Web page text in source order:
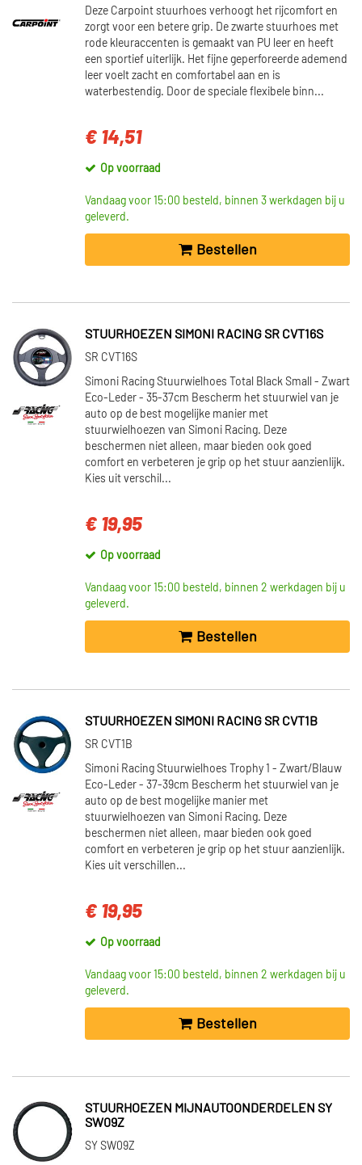
Deze Carpoint stuurhoes verhoogt het rijcomfort en
zorgt voor een betere grip. De zwarte stuurhoes met
rode kleuraccenten is gemaakt van PU leer en heeft
een sportief uiterlijk. Het fijne geperforeerde ademend
leer voelt zacht en comfortabel aan en is
waterbestendig. Door de speciale flexibele binn...
€ 14,51
Op voorraad
Vandaag voor 15:00 besteld, binnen 3 werkdagen bij u
geleverd.
Bestellen
STUURHOEZEN SIMONI RACING SR CVT16S
SR CVT16S
Simoni Racing Stuurwielhoes Total Black Small - Zwart
Eco-Leder - 35-37cm Bescherm het stuurwiel van je
auto op de best mogelijke manier met
stuurwielhoezen van Simoni Racing. Deze
beschermen niet alleen, maar bieden ook goed
comfort en verbeteren je grip op het stuur aanzienlijk.
Kies uit verschil...
€ 19,95
Op voorraad
Vandaag voor 15:00 besteld, binnen 2 werkdagen bij u
geleverd.
Bestellen
STUURHOEZEN SIMONI RACING SR CVT1B
SR CVT1B
Simoni Racing Stuurwielhoes Trophy 1 - Zwart/Blauw
Eco-Leder - 37-39cm Bescherm het stuurwiel van je
auto op de best mogelijke manier met
stuurwielhoezen van Simoni Racing. Deze
beschermen niet alleen, maar bieden ook goed
comfort en verbeteren je grip op het stuur aanzienlijk.
Kies uit verschillen...
€ 19,95
Op voorraad
Vandaag voor 15:00 besteld, binnen 2 werkdagen bij u
geleverd.
Bestellen
STUURHOEZEN MIJNAUTOONDERDELEN SY
SW09Z
SY SW09Z